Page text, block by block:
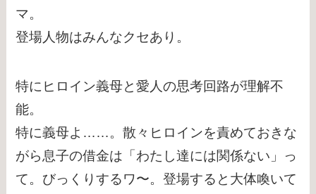
マ。
登場人物はみんなクセあり。
特にヒロイン義母と愛人の思考回路が理解不
能。
特に義母よ……。散々ヒロインを責めておきな
がら息子の借金は「わたし達には関係ない」っ
て。びっくりするワ〜。登場すると大体喚いて